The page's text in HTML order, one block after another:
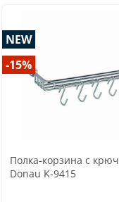
NEW
-15%
Полка-корзина с
Donau K-9415